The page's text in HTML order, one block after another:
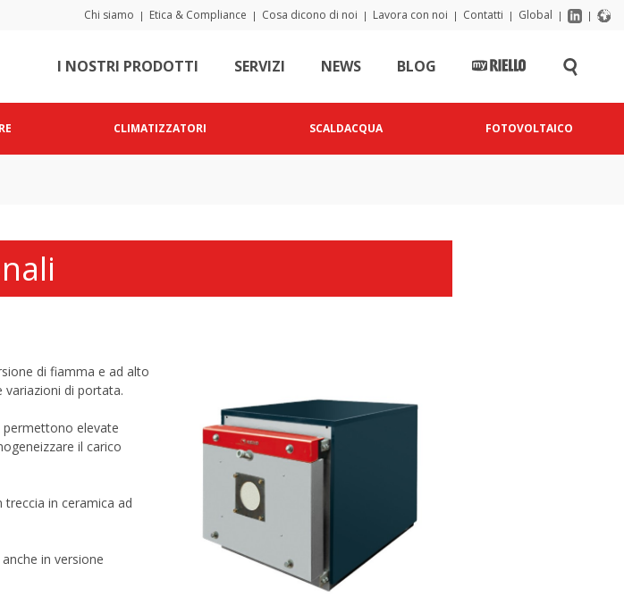
Chi siamo | Etica & Compliance | Cosa dicono di noi | Lavora con noi | Contatti | Global | |
I NOSTRI PRODOTTI SERVIZI NEWS BLOG
CLIMATIZZATORI SCALDACQUA FOTOVOLTAICO
di fiamma e ad alto
di portata.
elevate
il carico
in ceramica ad
in versione